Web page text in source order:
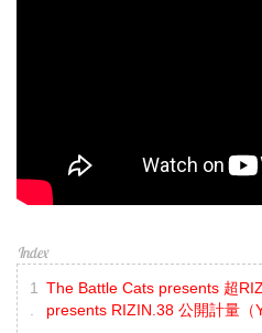
The Battle Cats presents 超
presents RIZIN.38 公開計量（